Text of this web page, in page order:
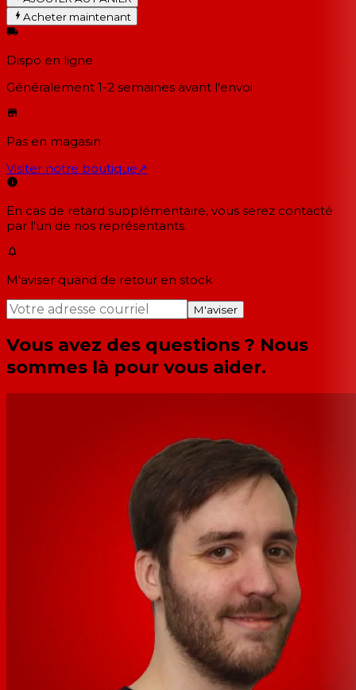
Acheter maintenant
Dispo en ligne
Généralement 1-2 semaines avant l'envoi
Pas en magasin
Visiter notre boutique↗
En cas de retard supplémentaire, vous serez contacté
par l'un de nos représentants.
M'aviser quand de retour en stock
M'aviser
Vous avez des questions ? Nous
sommes là pour vous aider.